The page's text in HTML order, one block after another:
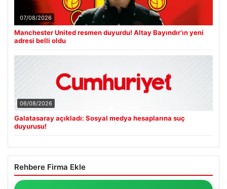
07/08/2026
Manchester United resmen duyurdu! Altay Bayındır’ın yeni
adresi belli oldu
06/08/2026
Galatasaray açıkladı: Sosyal medya hesaplarına suç
duyurusu!
Rehbere Firma Ekle